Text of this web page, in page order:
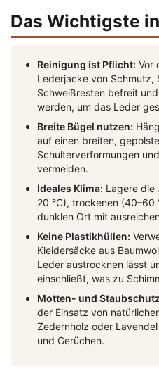
Das Wichtigste
Reinigung ist Pflicht: Vor
Lederjacke von Schmutz,
Schweißresten befreit
werden, um das Leder
Breite Bügel nutzen:
auf einen breiten,
Schulterverformungen
vermeiden.
Ideales Klima: Lagere die
20 °C), trockenen
dunklen Ort mit
Keine Plastikhüllen:
Kleidersäcke aus
Leder austrocknen lässt
einschließt, was zu
Motten- und
der Einsatz von
Zedernholz oder
und Gerüchen.